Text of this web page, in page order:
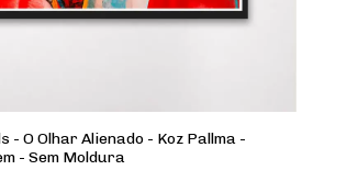
- O Olhar Alienado - Koz Pallma -
- Sem Moldura